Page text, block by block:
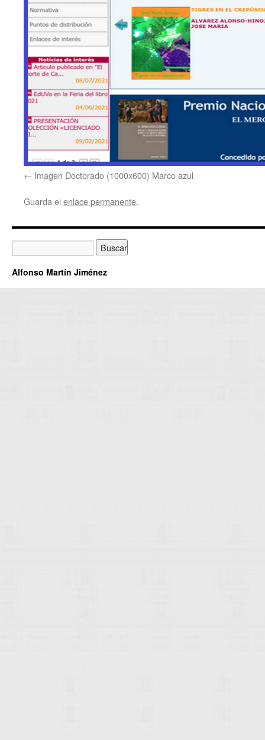
Imagen Doctorado (1000x600) Marco azul
Guarda el enlace permanente.
Alfonso Martín Jiménez